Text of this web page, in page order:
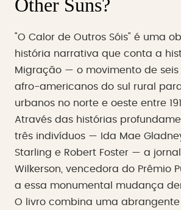
Other Suns?
"O Calor de Outros Sóis" é uma
história narrativa que conta a
Migração — o movimento de seis
afro-americanos do sul rural
urbanos no norte e oeste entre
Através das histórias
três indivíduos — Ida Mae
Starling e Robert Foster — a
Wilkerson, vencedora do Prêmio
a essa monumental mudança
O livro combina uma